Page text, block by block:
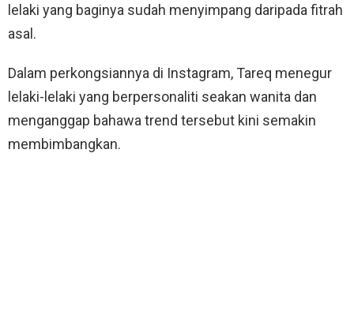
lelaki yang baginya sudah menyimpang daripada fitrah
asal.
Dalam perkongsiannya di Instagram, Tareq menegur
lelaki-lelaki yang berpersonaliti seakan wanita dan
menganggap bahawa trend tersebut kini semakin
membimbangkan.